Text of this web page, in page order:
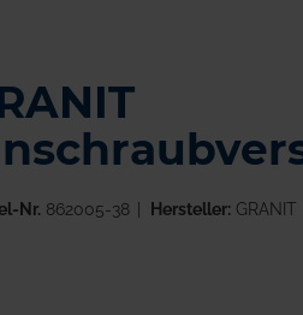
Nr. 862005-38 Hersteller:GRANIT